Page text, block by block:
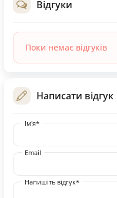
Відгуки
Поки немає відгуків
Написати відгук
Ім'я*
Email
Напишіть відгук*